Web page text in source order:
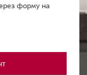
форму на